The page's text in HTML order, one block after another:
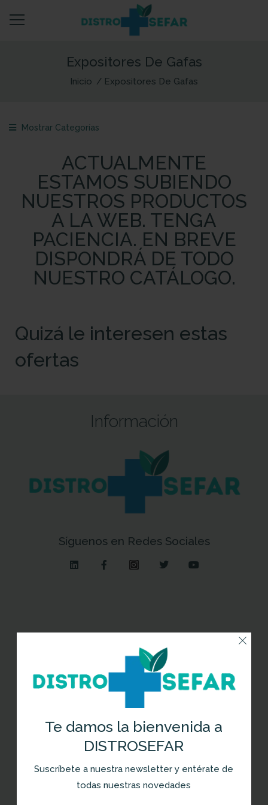
Te damos la bienvenida a
DISTROSEFAR
Suscríbete a nuestra newsletter y entérate de
todas nuestras novedades
Expositores De Gafas
Inicio Expositores De Gafas
Mostrar Categorías
ACTUALMENTE
ESTAMOS SUBIENDO
NUESTROS PRODUCTOS
A LA WEB. TENGA
PACIENCIA. EN BREVE
DISPONDRÁ DE TODO
NUESTRO CATÁLOGO.
Quizá le interesen estas
ofertas
Información
Síguenos en Redes Sociales
Newsletter
Recibe en tu correo las últimas
nuestras marcas.
Suscríbete y entérate de las mejores